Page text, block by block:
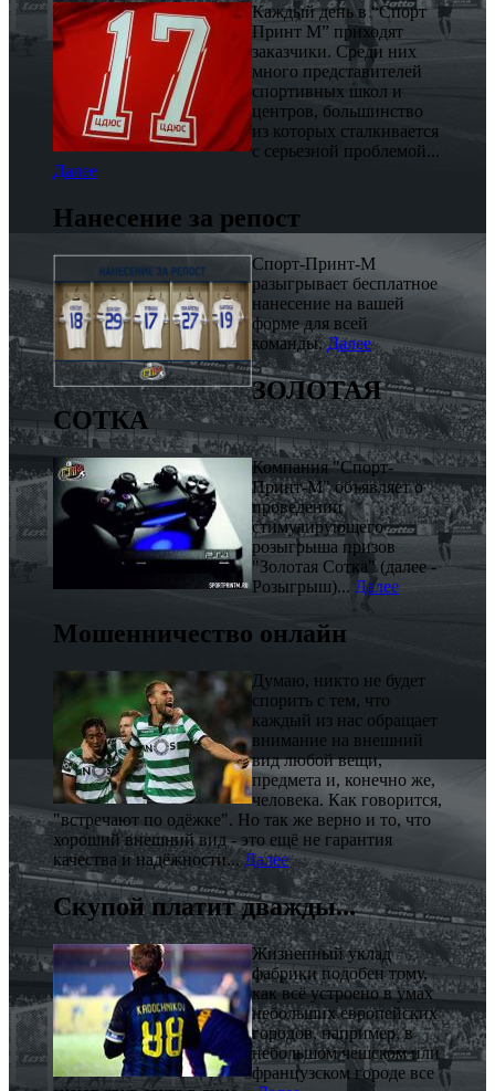
Каждый день в “Спорт
Принт М” приходят
заказчики. Среди них
много представителей
спортивных школ и
центров, большинство
из которых сталкивается
с серьезной проблемой...
Далее
Нанесение за репост
Спорт-Принт-М
разыгрывает бесплатное
нанесение на вашей
форме для всей
команды.Далее
ЗОЛОТАЯ
СОТКА
Компания "Спорт-
Принт-М" объявляет о
проведении
стимулирующего
розыгрыша призов
"Золотая Сотка" (далее -
Розыгрыш)... Далее
Мошенничество онлайн
Думаю, никто не будет
спорить с тем, что
каждый из нас обращает
внимание на внешний
вид любой вещи,
предмета и, конечно же,
человека. Как говорится,
"встречают по одёжке". Но так же верно и то, что
хороший внешний вид - это ещё не гарантия
качества и надёжности...Далее
Скупой платит дважды...
Жизненный уклад
фабрики подобен тому,
как всё устроено в умах
небольших европейских
городов, например, в
небольшом чешском или
французском городе все